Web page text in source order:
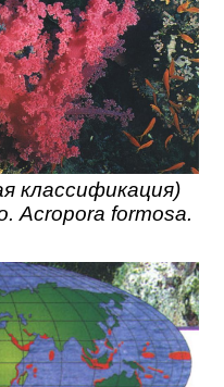
классификация)
Acropora formosa.